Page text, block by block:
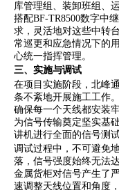
库管理组、装卸班组、
搭配BF-TR8500数字中
求，灵活地对这些中转
常巡更和应急情况下的
心统一指挥管理。
三、实施与调试
在项目实施阶段，北峰
条不紊地开展施工工作
确保每一个天线都安装
为信号传输奠定坚实基
讲机进行全面的信号测
调试过程中，不可避免
落，信号强度始终无法
金属货柜对信号产生了
速调整天线位置和角度